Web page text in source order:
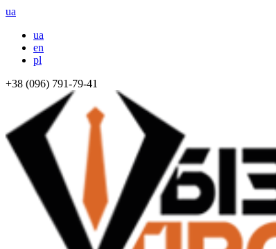
ua
ua
en
pl
+38 (096) 791-79-41